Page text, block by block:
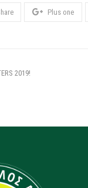
Plus one
2019!